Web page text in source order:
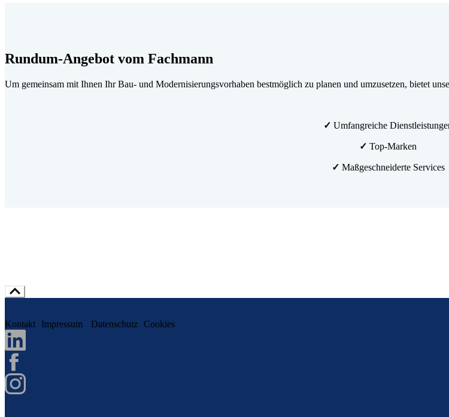
Rundum-Angebot vom Fachmann
Um gemeinsam mit Ihnen Ihr Bau- und Modernisierungsvorhaben bestmöglich zu planen und umzusetzen, bietet
✓ Umfangreiche
✓ Top-Marken
✓ Maßgeschneiderte Services
Kontakt Impressum Datenschutz Cookies